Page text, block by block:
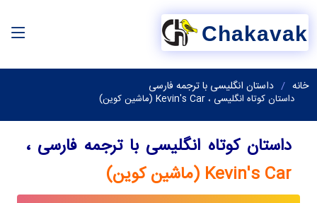
Chakavak
خانه داستان انگلیسی با ترجمه فارسی
داستان کوتاه انگلیسی ، Kevin's Car (ماشین کوین)
داستان کوتاه انگلیسی با ترجمه فارسی ،
Kevin's Car (ماشین کوین)